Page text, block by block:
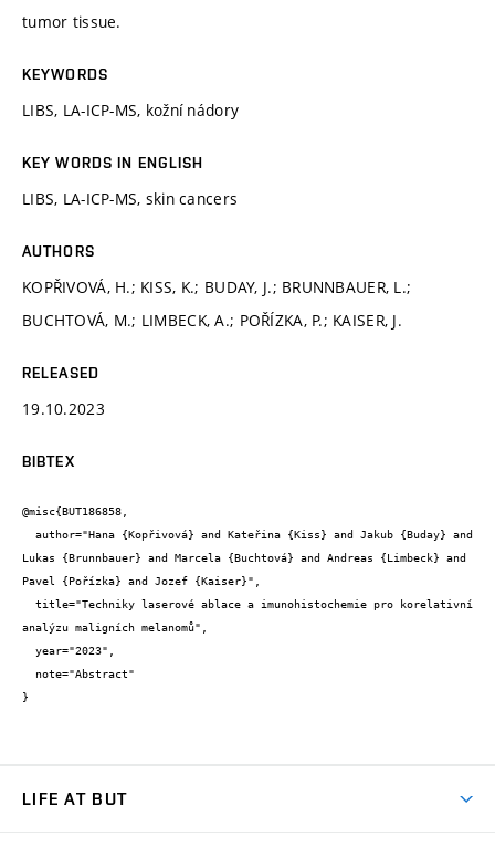
tumor tissue.
KEYWORDS
LIBS, LA-ICP-MS, kožní nádory
KEY WORDS IN ENGLISH
LIBS, LA-ICP-MS, skin cancers
AUTHORS
KOPŘIVOVÁ, H.; KISS, K.; BUDAY, J.; BRUNNBAUER, L.;
BUCHTOVÁ, M.; LIMBECK, A.; POŘÍZKA, P.; KAISER, J.
RELEASED
19.10.2023
BIBTEX
@misc{BUT186858,
Lukas {Brunnbauer} and Marcela {Buchtová} and Andreas {Limbeck} and
Pavel {Pořízka} and Jozef {Kaiser}",
analýzu maligních melanomů",
}
LIFE AT BUT